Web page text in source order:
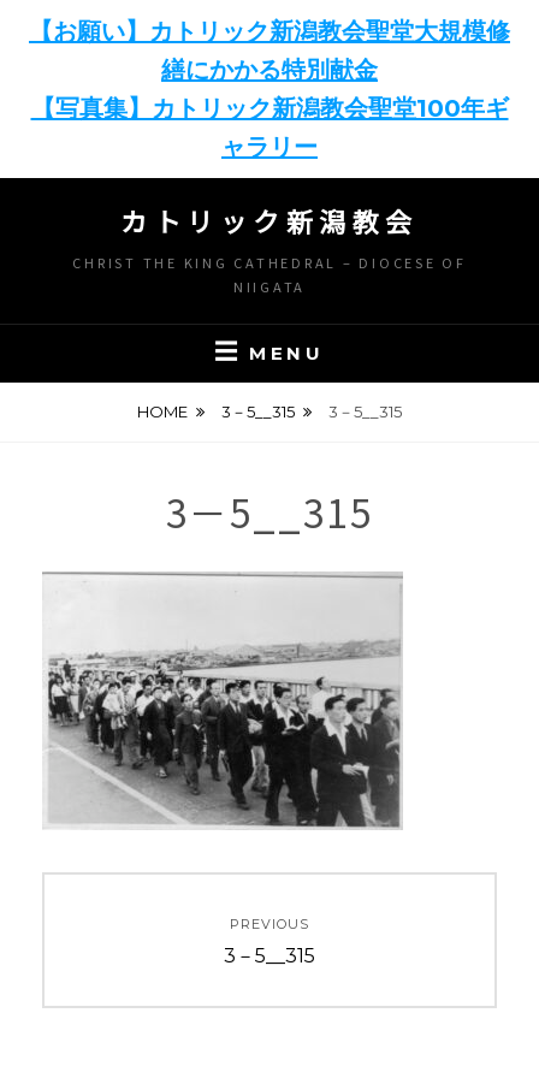
【お願い】カトリック新潟教会聖堂大規模修
繕にかかる特別献金
【写真集】カトリック新潟教会聖堂100年ギ
ャラリー
content
カトリック新潟教会
CHRIST THE KING CATHEDRAL – DIOCESE OF
NIIGATA
MENU
HOME 3－5__315 3－5__315
3－5__315
ナ
PREVIOUS
Previous
3－5__315